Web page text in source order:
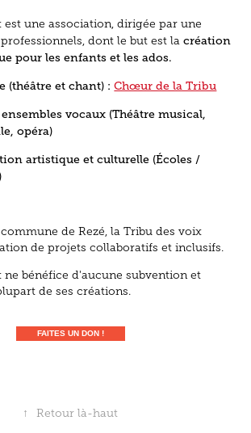
est une association, dirigée par une
dont le but est lacréation
pour les enfants et les ados.
(théâtre et chant) :Chœur de la Tribu
vocaux (Théâtre musical,
opéra)
artistique et culturelle (Écoles /
de Rezé, la Tribu des voix
de projets collaboratifs et inclusifs.
ne bénéfice d'aucune subvention et
de ses créations.
FAITES UN DON !
↑ Retour là-haut